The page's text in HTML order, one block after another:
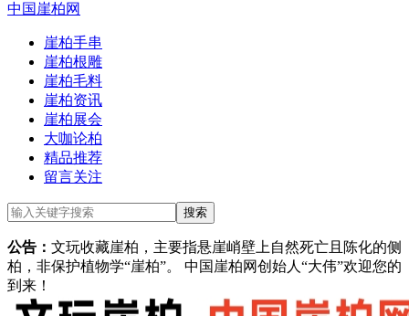
中国崖柏网
崖柏手串
崖柏根雕
崖柏毛料
崖柏资讯
崖柏展会
大咖论柏
精品推荐
留言关注
公告： 文玩收藏崖柏，主要指悬崖峭壁上自然死亡且陈化的侧
柏，非保护植物学“崖柏”。 中国崖柏网创始人“大伟”欢迎您的
到来！